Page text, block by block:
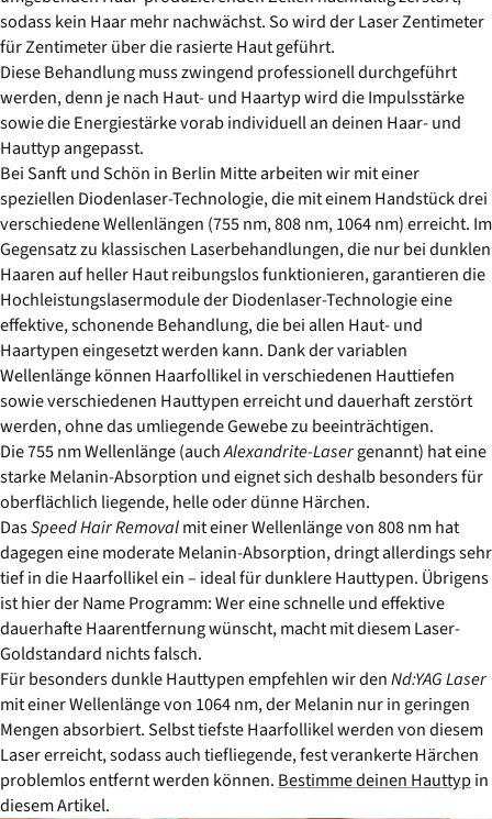
sodass kein Haar mehr nachwächst. So wird der Laser Zentimeter
für Zentimeter über die rasierte Haut geführt.
Diese Behandlung muss zwingend professionell durchgeführt
werden, denn je nach Haut- und Haartyp wird die Impulsstärke
sowie die Energiestärke vorab individuell an deinen Haar- und
Hauttyp angepasst.
Bei Sanft und Schön in Berlin Mitte arbeiten wir mit einer
speziellen Diodenlaser-Technologie, die mit einem Handstück drei
verschiedene Wellenlängen (755 nm, 808 nm, 1064 nm) erreicht. Im
Gegensatz zu klassischen Laserbehandlungen, die nur bei dunklen
Haaren auf heller Haut reibungslos funktionieren, garantieren die
Hochleistungslasermodule der Diodenlaser-Technologie eine
effektive, schonende Behandlung, die bei allen Haut- und
Haartypen eingesetzt werden kann. Dank der variablen
Wellenlänge können Haarfollikel in verschiedenen Hauttiefen
sowie verschiedenen Hauttypen erreicht und dauerhaft zerstört
werden, ohne das umliegende Gewebe zu beeinträchtigen.
Die 755 nm Wellenlänge (auchAlexandrite-Lasergenannt) hat eine
starke Melanin-Absorption und eignet sich deshalb besonders für
oberflächlich liegende, helle oder dünne Härchen.
DasSpeed Hair Removalmit einer Wellenlänge von 808 nm hat
dagegen eine moderate Melanin-Absorption, dringt allerdings sehr
tief in die Haarfollikel ein – ideal für dunklere Hauttypen. Übrigens
ist hier der Name Programm: Wer eine schnelle und effektive
dauerhafte Haarentfernung wünscht, macht mit diesem Laser-
Goldstandard nichts falsch.
Für besonders dunkle Hauttypen empfehlen wir denNd:YAG Laser
mit einer Wellenlänge von 1064 nm, der Melanin nur in geringen
Mengen absorbiert. Selbst tiefste Haarfollikel werden von diesem
Laser erreicht, sodass auch tiefliegende, fest verankerte Härchen
problemlos entfernt werden können. Bestimme deinen Hauttypin
diesem Artikel.